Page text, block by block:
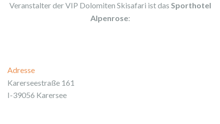
Veranstalter der VIP Dolomiten Skisafari ist das Sporthotel
Alpenrose:
Adresse
Karerseestraße 161
I-39056 Karersee